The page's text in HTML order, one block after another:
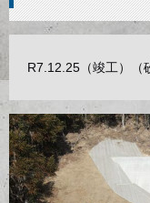
R7.12.25（竣工）（